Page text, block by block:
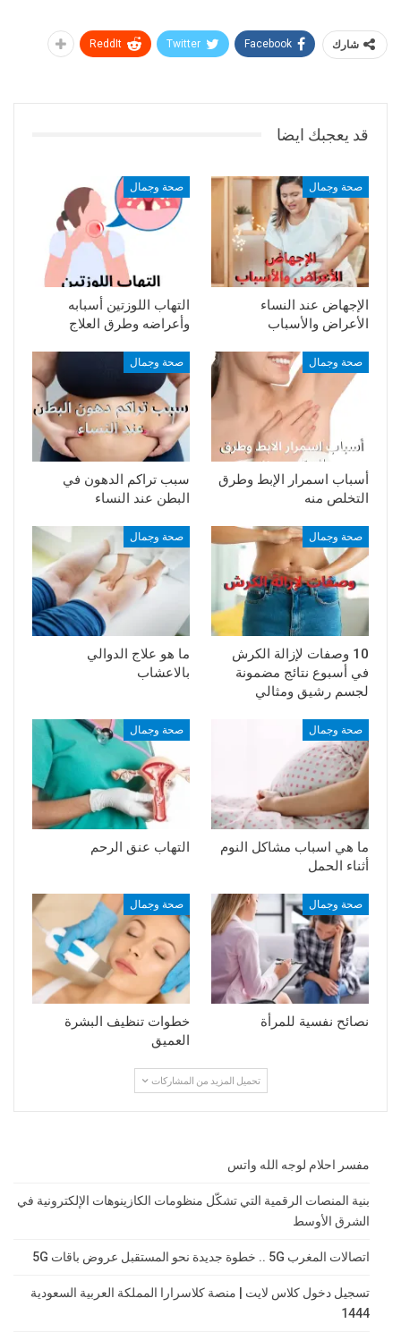
شارك Facebook
Twitter
ReddIt
قد يعجبك ايضا
صحة وجمال
الإجهاض عند النساء
الأعراض والأسباب
صحة وجمال
التهاب اللوزتين أسبابه
وأعراضه وطرق العلاج
صحة وجمال
أسباب اسمرار الإبط وطرق
التخلص منه
صحة وجمال
سبب تراكم الدهون في
البطن عند النساء
صحة وجمال
10 وصفات لإزالة الكرش
في أسبوع نتائج مضمونة
لجسم رشيق ومثالي
صحة وجمال
ما هو علاج الدوالي
بالاعشاب
صحة وجمال
ما هي اسباب مشاكل النوم
أثناء الحمل
صحة وجمال
التهاب عنق الرحم
صحة وجمال
نصائح نفسية للمرأة
صحة وجمال
خطوات تنظيف البشرة
العميق
تحميل المزيد من المشاركات
مفسر احلام لوجه الله واتس
بنية المنصات الرقمية التي تشكّل منظومات الكازينوهات الإلكترونية في
الشرق الأوسط
اتصالات المغرب 5G .. خطوة جديدة نحو المستقبل عروض باقات 5G
تسجيل دخول كلاس لايت | منصة كلاسرارا المملكة العربية السعودية
1444